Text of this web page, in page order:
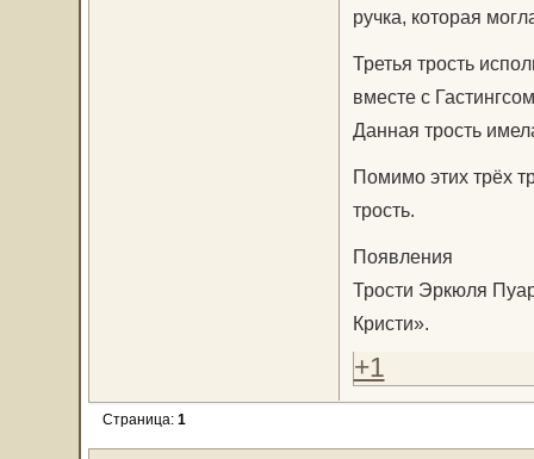
ручка, которая
Третья трость
вместе с
Данная трость
Помимо этих трёх
трость.
Появления
Трости Эркюля
Кристи».
+1
Страница: 1